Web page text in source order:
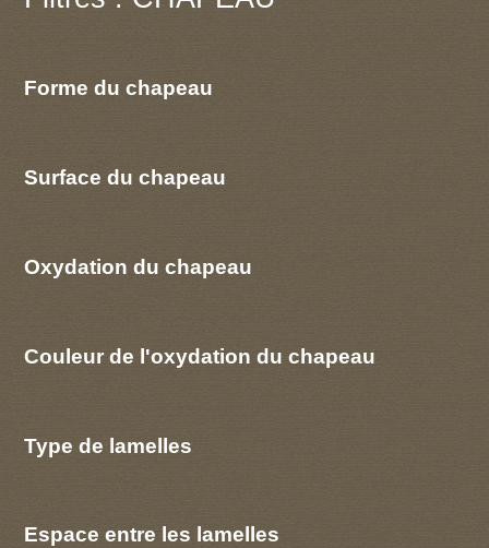
Forme du chapeau
Surface du chapeau
Oxydation du chapeau
Couleur de l'oxydation du chapeau
Type de lamelles
Espace entre les lamelles